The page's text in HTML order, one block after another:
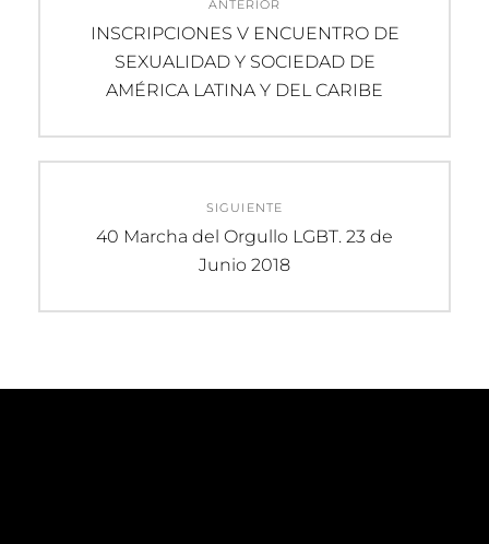
entradas
ANTERIOR
Entrada
anterior:
INSCRIPCIONES V ENCUENTRO DE
SEXUALIDAD Y SOCIEDAD DE
AMÉRICA LATINA Y DEL CARIBE
SIGUIENTE
Entrada
40 Marcha del Orgullo LGBT. 23 de
Junio 2018